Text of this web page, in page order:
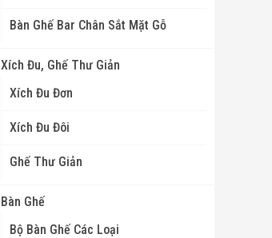
Bàn Ghế Bar Chân Sắt Mặt Gỗ
Xích Đu, Ghế Thư Giản
Xích Đu Đơn
Xích Đu Đôi
Ghế Thư Giản
Bàn Ghế
Bộ Bàn Ghế Các Loại